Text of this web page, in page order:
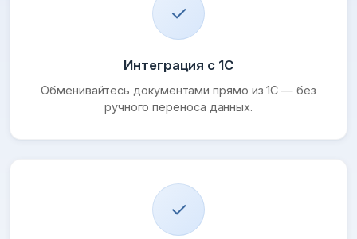
✓
Интеграция с 1С
Обменивайтесь документами прямо из 1С — без
ручного переноса данных.
✓